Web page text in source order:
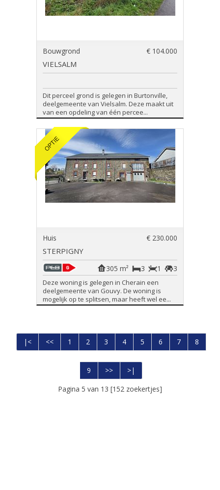
Bouwgrond € 104.000
VIELSALM
Dit perceel grond is gelegen in Burtonville,
deelgemeente van Vielsalm. Deze maakt uit
van een opdeling van één percee...
Huis € 230.000
STERPIGNY
3
1
3
305 m²
Deze woning is gelegen in Cherain een
deelgemeente van Gouvy. De woning is
mogelijk op te splitsen, maar heeft wel ee...
|< << 1 2 3 4 5 6 7 8
9 >>
>|
Pagina 5 van 13 [152 zoekertjes]